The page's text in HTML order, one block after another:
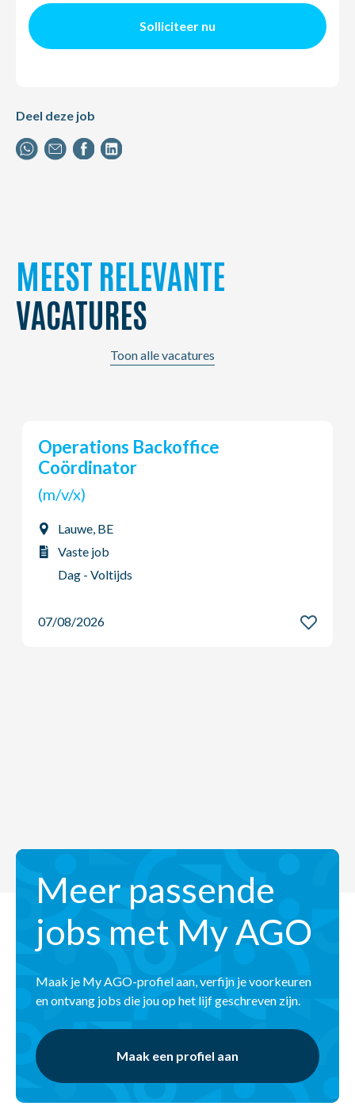
Solliciteer nu
Deel deze job
MEEST RELEVANTE
VACATURES
Toon alle vacatures
Operations Backoffice
Coördinator
(m/v/x)
Lauwe, BE
Vaste job
Dag - Voltijds
07/08/2026
Meer passende
jobs met My AGO
Maak je My AGO-profiel aan, verfijn je voorkeuren
en ontvang jobs die jou op het lijf geschreven zijn.
Maak een profiel aan